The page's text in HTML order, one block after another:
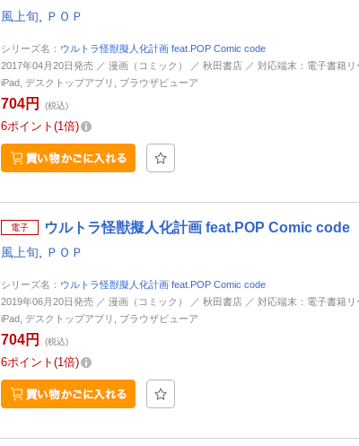
風上旬 ＰＯＰ
シリーズ名： ウルトラ怪獣擬人化計画 feat.POP Comic code
2017年04月20日発売 ／ 漫画（コミック） ／ 秋田書店 ／ 対応端末：電子書籍リ
iPad, デスクトップアプリ, ブラウザビューア
704円 (税込)
6ポイント 1倍
電子 ウルトラ怪獣擬人化計画 feat.POP Comic
風上旬 ＰＯＰ
シリーズ名： ウルトラ怪獣擬人化計画 feat.POP Comic code
2019年06月20日発売 ／ 漫画（コミック） ／ 秋田書店 ／ 対応端末：電子書籍リ
iPad, デスクトップアプリ, ブラウザビューア
704円 (税込)
6ポイント 1倍